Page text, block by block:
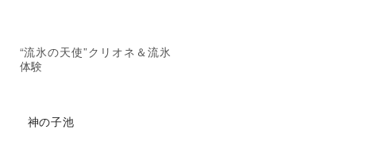
“流氷の天使”クリオネ＆流氷
体験
神の子池